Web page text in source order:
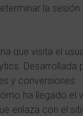
la
que visita el
Desarrollada
y conversiones
ha llegado
enlaza con el